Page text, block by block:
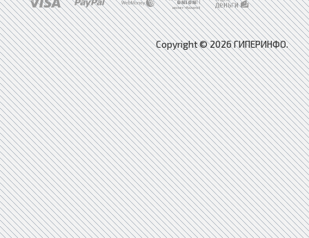
Copyright © 2026 ГИПЕРИНФО.